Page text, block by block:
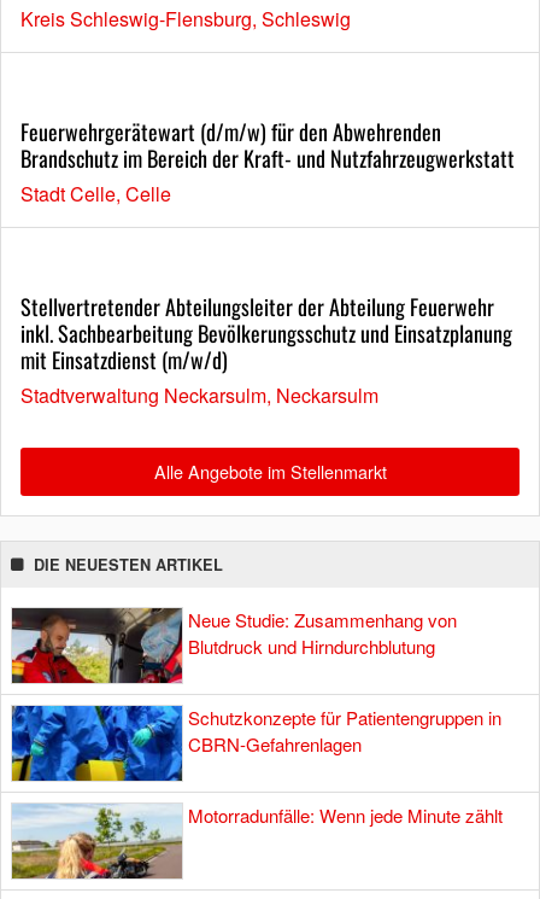
Kreis Schleswig-Flensburg, Schleswig
Feuerwehrgerätewart (d/m/w) für den Abwehrenden
Brandschutz im Bereich der Kraft- und Nutzfahrzeugwerkstatt
Stadt Celle, Celle
Stellvertretender Abteilungsleiter der Abteilung Feuerwehr
inkl. Sachbearbeitung Bevölkerungsschutz und Einsatzplanung
mit Einsatzdienst (m/w/d)
Stadtverwaltung Neckarsulm, Neckarsulm
Alle Angebote im Stellenmarkt
DIE NEUESTEN ARTIKEL
Neue Studie: Zusammenhang von
Blutdruck und Hirndurchblutung
Schutzkonzepte für Patientengruppen in
CBRN-Gefahrenlagen
Motorradunfälle: Wenn jede Minute zählt